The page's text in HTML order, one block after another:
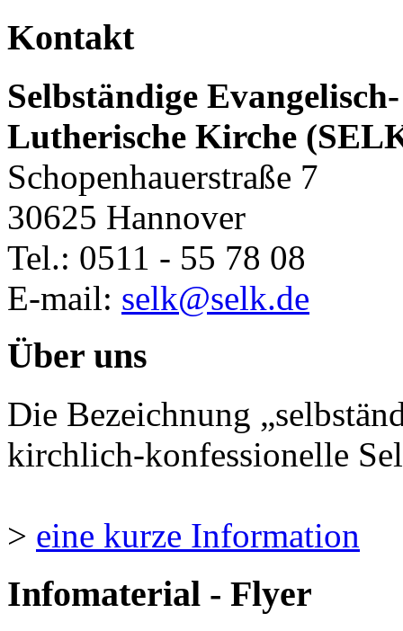
Kontakt
Selbständige Evangelisch-
Lutherische Kirche
Schopenhauerstraße 7
30625 Hannover
Tel.: 0511 - 55 78 08
E-mail: selk@selk.de
Über uns
Die Bezeichnung
kirchlich-konfessionelle
> eine kurze Information
Infomaterial - Flyer